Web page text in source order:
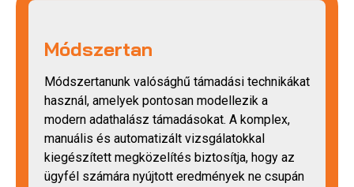
Módszertan
Módszertanunk valósághű támadási technikákat
használ, amelyek pontosan modellezik a
modern adathalász támadásokat. A komplex,
manuális és automatizált vizsgálatokkal
kiegészített megközelítés biztosítja, hogy az
ügyfél számára nyújtott eredmények ne csupán